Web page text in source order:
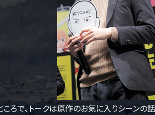
ろで、トークは原作のお気に入りシーンの